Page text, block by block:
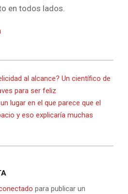
en todos lados.
al alcance? Un científico de
para ser feliz
lugar en el que parece que el
y eso explicaría muchas
para publicar un